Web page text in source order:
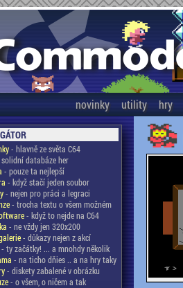
novinky utility hry
- hlavně ze světa C64
databáze her
- pouze ta nejlepší
- když stačí jeden soubor
- nejen pro práci a legraci
- trocha textu o všem možném
- když to nejde na C64
- ne vždy jen 320x200
- důkazy nejen z akcí
- ty začátky! ... a mnohdy několik
- na ticho dňies .. a na hry taky
- diskety zabalené v obrázku
- o všem, o ničem a tak